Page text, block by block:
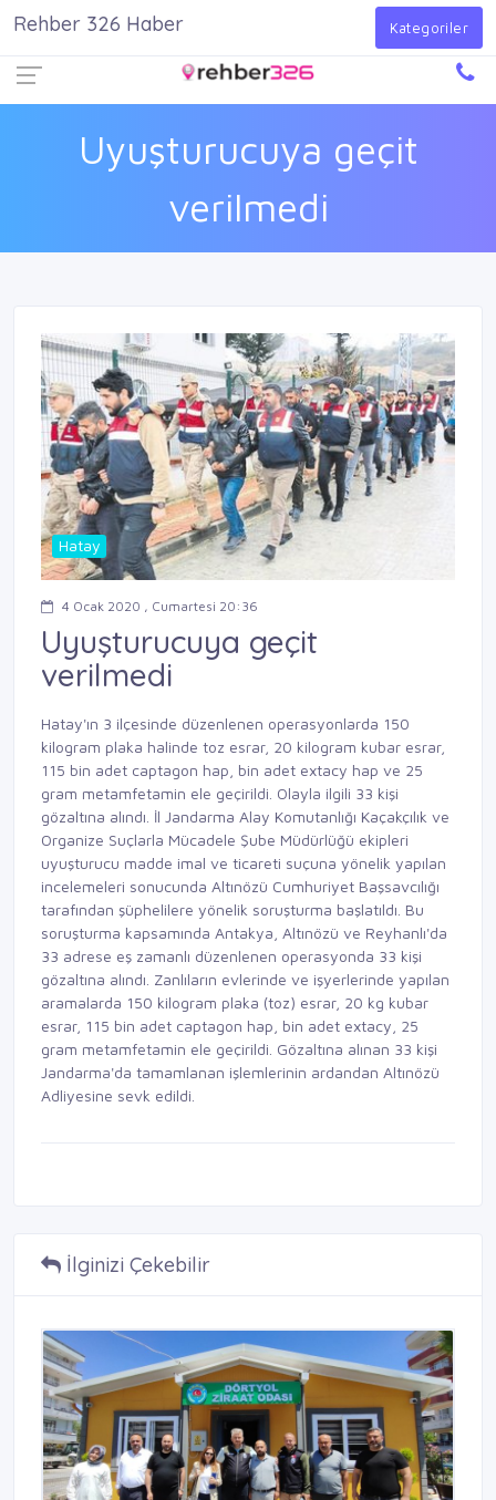
Giriş Yap
Uyuşturucuya geçit
verilmedi
Rehber 326 Haber Kategoriler
Hatay
4 Ocak 2020 , Cumartesi 20:36
Uyuşturucuya geçit
verilmedi
Hatay'ın 3 ilçesinde düzenlenen operasyonlarda 150
kilogram plaka halinde toz esrar, 20 kilogram kubar esrar,
115 bin adet captagon hap, bin adet extacy hap ve 25
gram metamfetamin ele geçirildi. Olayla ilgili 33 kişi
gözaltına alındı. İl Jandarma Alay Komutanlığı Kaçakçılık ve
Organize Suçlarla Mücadele Şube Müdürlüğü ekipleri
uyuşturucu madde imal ve ticareti suçuna yönelik yapılan
incelemeleri sonucunda Altınözü Cumhuriyet Başsavcılığı
tarafından şüphelilere yönelik soruşturma başlatıldı. Bu
soruşturma kapsamında Antakya, Altınözü ve Reyhanlı'da
33 adrese eş zamanlı düzenlenen operasyonda 33 kişi
gözaltına alındı. Zanlıların evlerinde ve işyerlerinde yapılan
aramalarda 150 kilogram plaka (toz) esrar, 20 kg kubar
esrar, 115 bin adet captagon hap, bin adet extacy, 25
gram metamfetamin ele geçirildi. Gözaltına alınan 33 kişi
Jandarma'da tamamlanan işlemlerinin ardandan Altınözü
Adliyesine sevk edildi.
İlginizi Çekebilir